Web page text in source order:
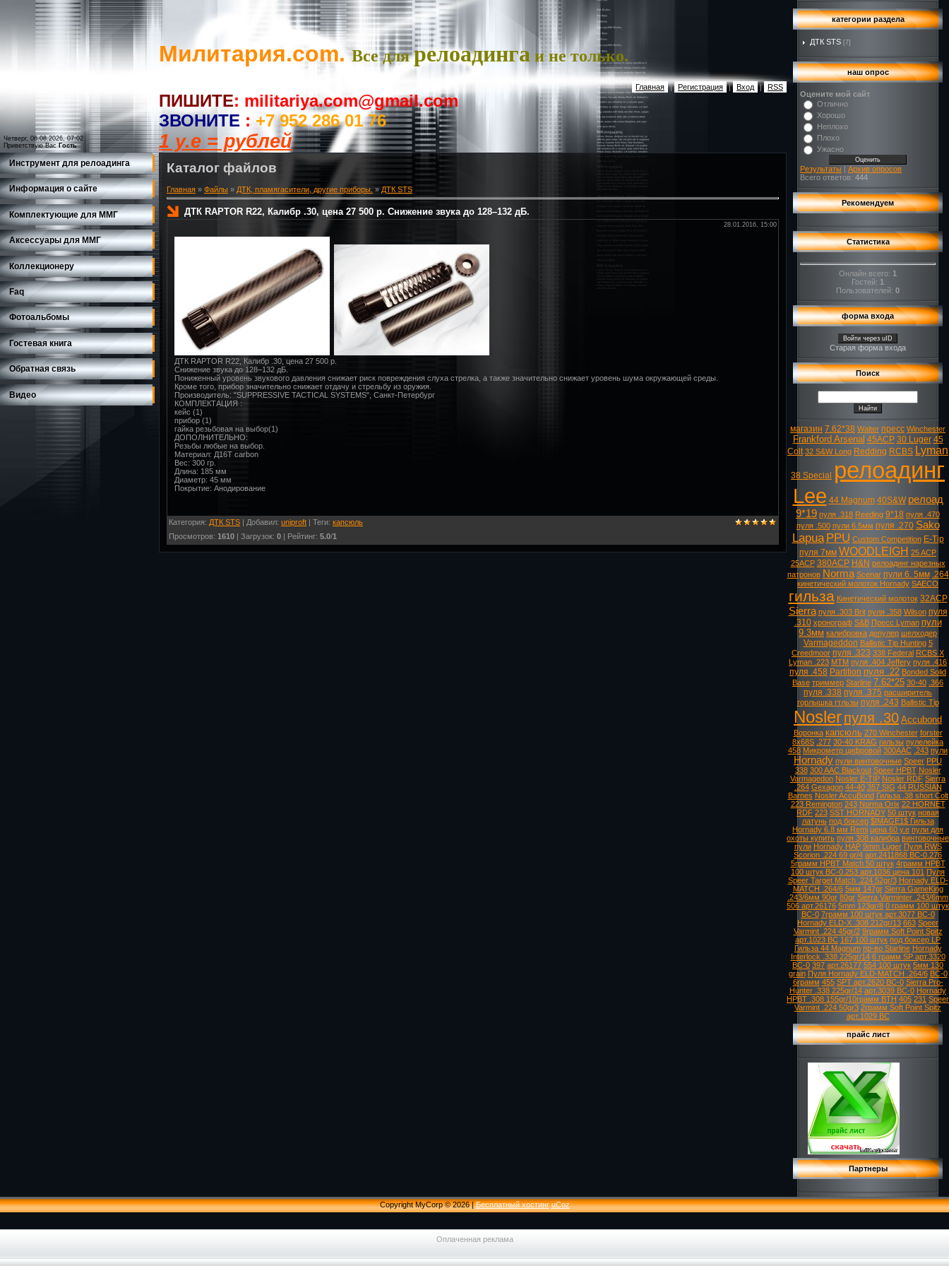
Четверг, 06.08.2026, 07:02
Приветствую Вас Гость
Милитария.com.Все длярелоадинга и не только.
Главная | Регистрация | Вход | RSS
ПИШИТЕ: militariya.com@gmail.com
ЗВОНИТЕ : +7 952 286 01 76
1 у.е = рублей
Инструмент для релоадинга
Информация о сайте
Комплектующие для ММГ
Аксессуары для ММГ
Коллекционеру
Faq
Фотоальбомы
Гостевая книга
Обратная связь
Видео
Каталог файлов
Главная » Файлы » ДТК, пламягасители, другие приборы. » ДТК STS
ДТК RAPTOR R22, Калибр .30, цена 27 500 р. Снижение звука до 128–132 дБ.
28.01.2016, 15:00
ДТК RAPTOR R22, Калибр .30, цена 27 500 р.
Снижение звука до 128–132 дБ.
Пониженный уровень звукового давления снижает риск повреждения слуха стрелка, а также значительно снижает уровень шума окружающей среды.
Кроме того, прибор значительно снижает отдачу и стрельбу из оружия.
Производитель: "SUPPRESSIVE TACTICAL SYSTEMS", Санкт-Петербург
КОМПЛЕКТАЦИЯ :
кейс (1)
прибор (1)
гайка резьбовая на выбор(1)
ДОПОЛНИТЕЛЬНО:
Резьбы любые на выбор.
Материал: Д16Т carbon
Вес: 300 гр.
Длина: 185 мм
Диаметр: 45 мм
Покрытие: Анодирование
Категория: ДТК STS | Добавил: uniproft | Теги: капсюль
Просмотров: 1610 | Загрузок: 0 | Рейтинг: 5.0/1
категории раздела
ДТК STS [7]
наш опрос
Оцените мой сайт
Отлично
Хорошо
Неплохо
Плохо
Ужасно
Результаты | Архив опросов
Всего ответов: 444
Рекомендуем
Статистика
Онлайн всего: 1
Гостей: 1
Пользователей: 0
форма входа
Войти через uID
Старая форма входа
Поиск
магазин 7.62*38 Walter пресс Winchester
Frankford Arsenal 45ACP 30 Luger 45
Colt 32 S&W Long Redding RCBS Lyman
38 Special релоадинг
Lee 44 Magnum 40S&W релоад
9*19 пуля .318 Reeding 9*18 пуля .470
пуля .500 пули 6.5мм пуля .270 Sako
Lapua PPU Custom Competition E-Tip
пуля 7мм WOODLEIGH 25 ACP
25ACP 380ACP H&N релоадинг нарезных
патронов Norma Scenar пули 6. 5мм .264
кинетический молоток Hornady SAECO
гильза Кинетический молоток 32ACP
Sierra пуля .303 Brit пуля .358 Wilson пуля
.310 хронограф S&B Пресс Lyman пули
9.3мм калибровка депулер шелходер
Varmageddon Ballistic Tip Hunting 5
Creedmoor пуля .323 338 Federal RCBS X
Lyman .223 MTM пуля .404 Jeffery пуля .416
пуля .458 Partition пуля .22 Bonded Solid
Base триммер Starline 7.62*25 30-40 .366
пуля .338 пуля .375 расширитель
горлышка гтльзы пуля .243 Ballistic Tip
Noslerпуля .30 Accubond
Воронка капсюль 270 Winchester forster
8х68S .277 30-40 KRAG гильзы пулелейка
458 Микрометр цифровой 300AAC .243 пули
Hornady пули винтовочные Speer PPU
338 300 AAC Blackout Speer HPBT Nosler
Varmagedon Nosler E-TIP Nosler RDF Sierra
.264 Gexagon 44-40 357 SIG 44 RUSSIAN
Barnes Nosler AccuBond Гильза .38 short Colt
223 Remington 243 Norma Orix 22 HORNET
RDF 223 SST HORNADY 50 штук новая
латунь под боксер $IMAGE1$ Гильза
Hornady 6.8 мм Remi цена 60 у.е пули для
охоты купить пуля 308 калибра винтовочные
пули Hornady HAP 9mm Luger Пуля RWS
Scorion .224 69 gr/4 арт.2411868 ВС-0.276
5грамм HPBT Match 50 штук 4грамм HPBT
100 штук ВС-0.253 арт.1036 цена 101 Пуля
Speer Target Match .224 52gr/3 Hornady ELD-
MATCH .264/6 5мм 147gr Sierra GameKing
.243/6мм 90gr 80gr Sierra Varminter .243/6mm
506 арт.26176 5mm 123gr/8 0 грамм 100 штук
ВС-0 7грамм 100 штук арт.3077 ВС-0
Hornady ELD-X .308 212gr/13 663 Speer
Varmint .224 45gr/2 9грамм Soft Point Spitz
арт.1023 ВС 167 100 штук под боксер LP
Гильза 44 Magnum пр-во Starline Hornady
Interlock .338 225gr/14 6 грамм SP арт.3320
ВС-0 397 арт.26177 554 100 штук 5мм 130
grain Пуля Hornady ELD-MATCH .264/6 ВС-0
6грамм 455 SPT арт.2620 ВС-0 Sierra Pro-
Hunter .338 225gr/14 арт.3039 ВС-0 Hornady
HPBT .308 155gr/10грамм BTH 405 231 Speer
Varmint .224 50gr3 2грамм Soft Point Spitz
арт.1029 ВС
прайс лист
Партнеры
Copyright MyCorp © 2026|Бесплатный хостинг uCoz
Оплаченная реклама